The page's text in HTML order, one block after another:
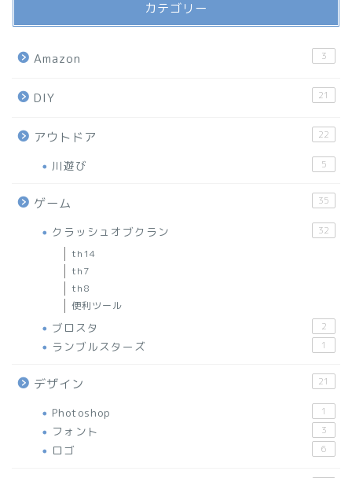
カテゴリー
Amazon 3
DIY 21
アウトドア 22
川遊び 5
ゲーム 35
クラッシュオブクラン 32
th14
th7
th8
便利ツール
ブロスタ 2
ランブルスターズ 1
デザイン 21
Photoshop 1
フォント 3
ロゴ 6